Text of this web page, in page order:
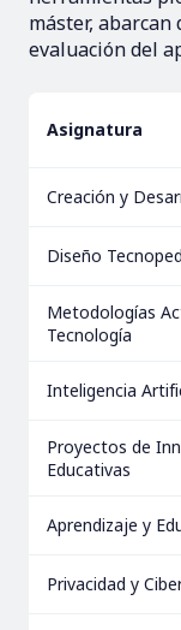
máster,
evaluación del
Asignatura
Creación y
Diseño
Metodologías
Tecnología
Inteligencia
Proyectos de
Educativas
Aprendizaje y
Privacidad y